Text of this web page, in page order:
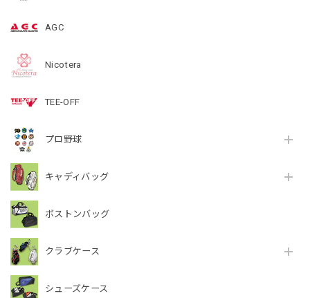
AGC
Nicotera
TEE-OFF
プロ野球
キャディバッグ
ボストンバッグ
クラブケース
シューズケース